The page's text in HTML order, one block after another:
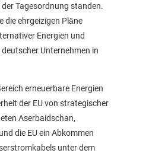
Tagesordnung standen.
die ehrgeizigen Pläne
Energien und
Unternehmen in
erneuerbare Energien
der EU von strategischer
Aserbaidschan,
die EU ein Abkommen
unter dem